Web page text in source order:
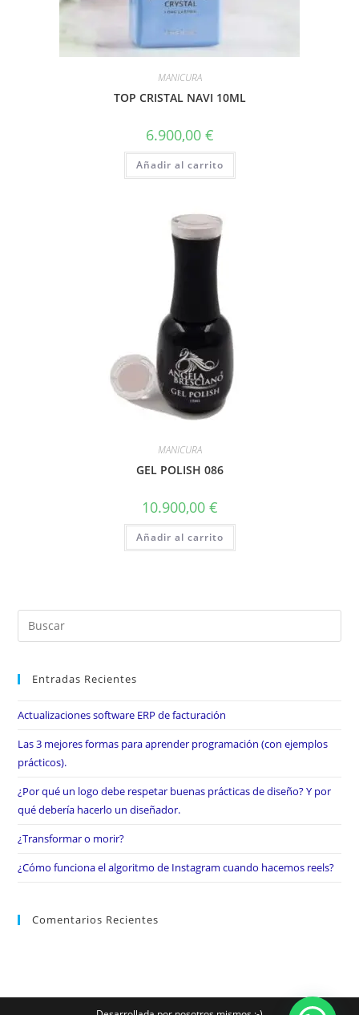
MANICURA
TOP CRISTAL NAVI 10ML
6.900,00 €
Añadir al carrito
MANICURA
GEL POLISH 086
10.900,00 €
Añadir al carrito
Entradas Recientes
Actualizaciones software ERP de facturación
Las 3 mejores formas para aprender programación (con ejemplos
prácticos).
¿Por qué un logo debe respetar buenas prácticas de diseño? Y por
qué debería hacerlo un diseñador.
¿Transformar o morir?
¿Cómo funciona el algoritmo de Instagram cuando hacemos reels?
Comentarios Recientes